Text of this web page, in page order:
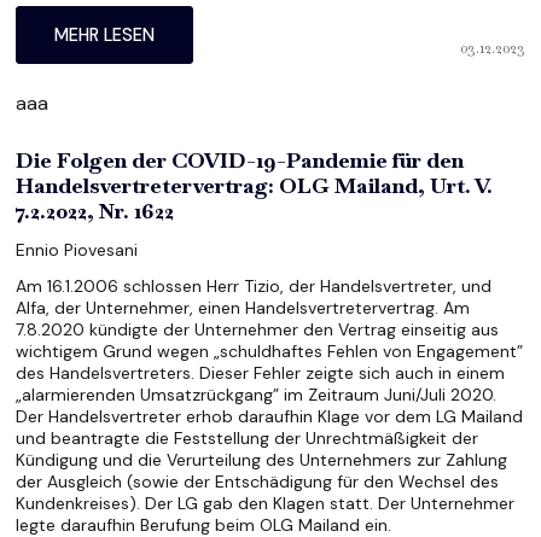
MEHR LESEN
03.12.2023
aaa
Die Folgen der COVID-19-Pandemie für den
Handelsvertretervertrag: OLG Mailand, Urt. V.
7.2.2022, Nr. 1622
Ennio Piovesani
Am 16.1.2006 schlossen Herr Tizio, der Handelsvertreter, und
Alfa, der Unternehmer, einen Handelsvertretervertrag. Am
7.8.2020 kündigte der Unternehmer den Vertrag einseitig aus
wichtigem Grund wegen „schuldhaftes Fehlen von Engagement”
des Handelsvertreters. Dieser Fehler zeigte sich auch in einem
„alarmierenden Umsatzrückgang” im Zeitraum Juni/Juli 2020.
Der Handelsvertreter erhob daraufhin Klage vor dem LG Mailand
und beantragte die Feststellung der Unrechtmäßigkeit der
Kündigung und die Verurteilung des Unternehmers zur Zahlung
der Ausgleich (sowie der Entschädigung für den Wechsel des
Kundenkreises). Der LG gab den Klagen statt. Der Unternehmer
legte daraufhin Berufung beim OLG Mailand ein.